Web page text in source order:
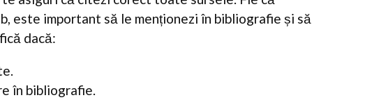
este important să le menționezi în bibliografie și să
dacă:
în bibliografie.